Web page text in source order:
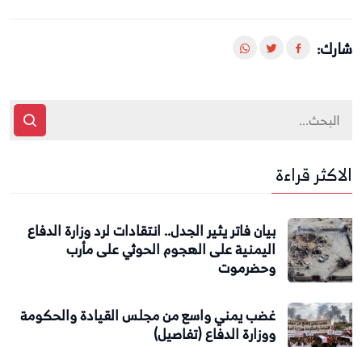
شارك:
الاكثر قراءة
بيان فاتر يثير الجدل.. انتقادات لرد وزارة الدفاع
اليمنية على الهجوم الحوثي على مأرب
وحضرموت
غضب يمني واسع من مجلس القيادة والحكومة
ووزارة الدفاع (تفاصيل)